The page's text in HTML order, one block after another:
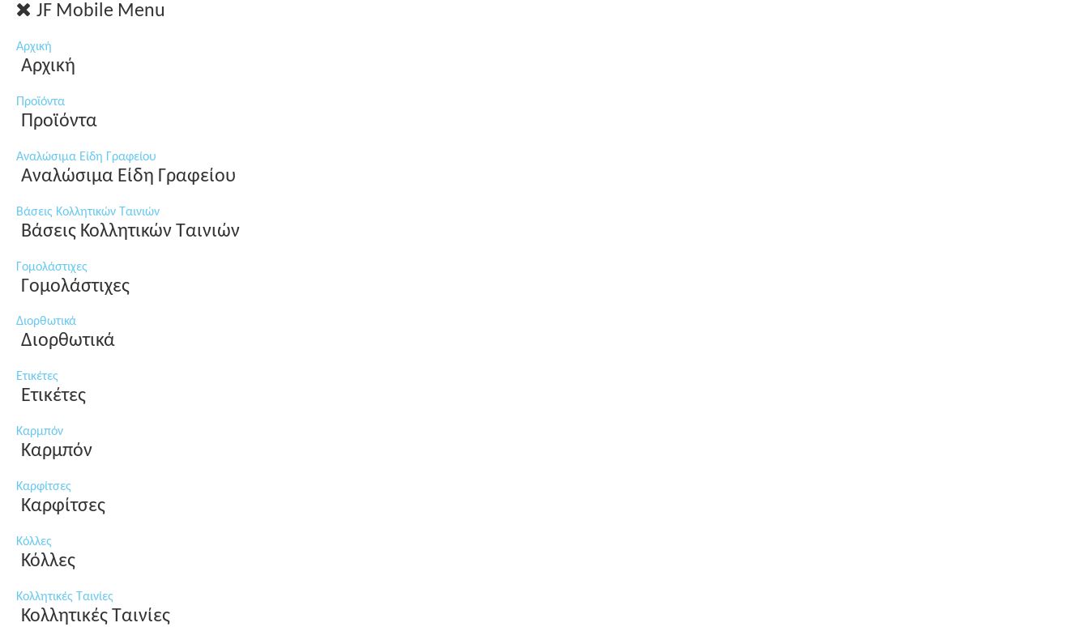
JF Mobile Menu
Αρχική
Αρχική
Προϊόντα
Προϊόντα
Αναλώσιμα Είδη Γραφείου
Αναλώσιμα Είδη Γραφείου
Βάσεις Κολλητικών Ταινιών
Βάσεις Κολλητικών Ταινιών
Γομολάστιχες
Γομολάστιχες
Διορθωτικά
Διορθωτικά
Ετικέτες
Ετικέτες
Καρμπόν
Καρμπόν
Καρφίτσες
Καρφίτσες
Κόλλες
Κόλλες
Κολλητικές Ταινίες
Κολλητικές Ταινίες